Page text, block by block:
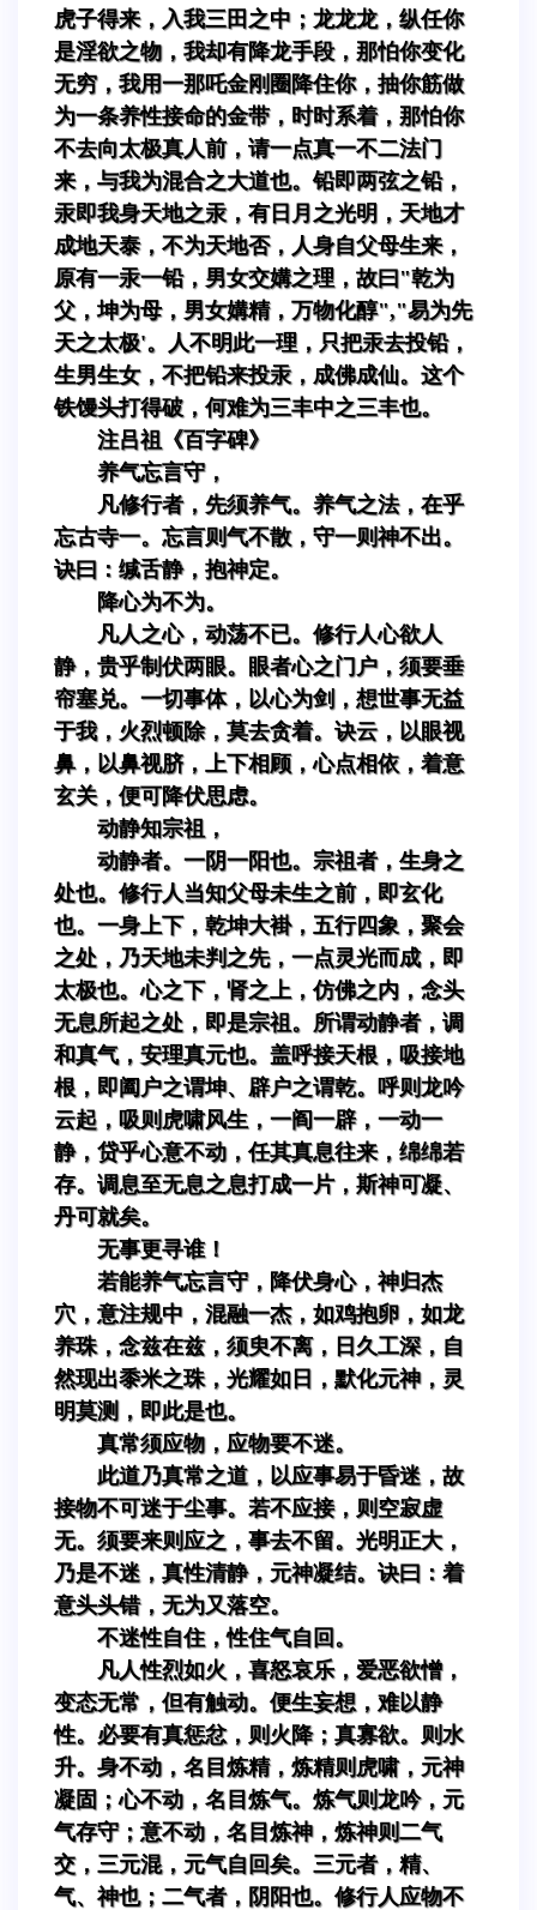
虎子得来，入我三田之中；龙龙龙，纵任你
是淫欲之物，我却有降龙手段，那怕你变化
无穷，我用一那吒金刚圈降住你，抽你筋做
为一条养性接命的金带，时时系着，那怕你
不去向太极真人前，请一点真一不二法门
来，与我为混合之大道也。铅即两弦之铅，
汞即我身天地之汞，有日月之光明，天地才
成地天泰，不为天地否，人身自父母生来，
原有一汞一铅，男女交媾之理，故曰"乾为
父，坤为母，男女媾精，万物化醇","易为先
天之太极'。人不明此一理，只把汞去投铅，
生男生女，不把铅来投汞，成佛成仙。这个
铁馒头打得破，何难为三丰中之三丰也。
注吕祖《百字碑》
养气忘言守，
凡修行者，先须养气。养气之法，在乎
忘古寺一。忘言则气不散，守一则神不出。
诀曰：缄舌静，抱神定。
降心为不为。
凡人之心，动荡不已。修行人心欲人
静，贵乎制伏两眼。眼者心之门户，须要垂
帘塞兑。一切事体，以心为剑，想世事无益
于我，火烈顿除，莫去贪着。诀云，以眼视
鼻，以鼻视脐，上下相顾，心点相依，着意
玄关，便可降伏思虑。
动静知宗祖，
动静者。一阴一阳也。宗祖者，生身之
处也。修行人当知父母未生之前，即玄化
也。一身上下，乾坤大褂，五行四象，聚会
之处，乃天地未判之先，一点灵光而成，即
太极也。心之下，肾之上，仿佛之内，念头
无息所起之处，即是宗祖。所谓动静者，调
和真气，安理真元也。盖呼接天根，吸接地
根，即阖户之谓坤、辟户之谓乾。呼则龙吟
云起，吸则虎啸风生，一阎一辟，一动一
静，贷乎心意不动，任其真息往来，绵绵若
存。调息至无息之息打成一片，斯神可凝、
丹可就矣。
无事更寻谁！
若能养气忘言守，降伏身心，神归杰
穴，意注规中，混融一杰，如鸡抱卵，如龙
养珠，念兹在兹，须臾不离，日久工深，自
然现出黍米之珠，光耀如日，默化元神，灵
明莫测，即此是也。
真常须应物，应物要不迷。
此道乃真常之道，以应事易于昏迷，故
接物不可迷于尘事。若不应接，则空寂虚
无。须要来则应之，事去不留。光明正大，
乃是不迷，真性清静，元神凝结。诀曰：着
意头头错，无为又落空。
不迷性自住，性住气自回。
凡人性烈如火，喜怒哀乐，爱恶欲憎，
变态无常，但有触动。便生妄想，难以静
性。必要有真惩忿，则火降；真寡欲。则水
升。身不动，名目炼精，炼精则虎啸，元神
凝固；心不动，名目炼气。炼气则龙吟，元
气存守；意不动，名目炼神，炼神则二气
交，三元混，元气自回矣。三元者，精、
气、神也；二气者，阴阳也。修行人应物不